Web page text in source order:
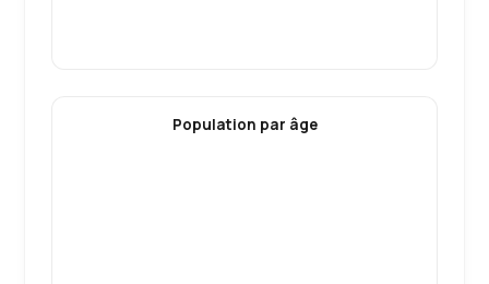
Population par âge